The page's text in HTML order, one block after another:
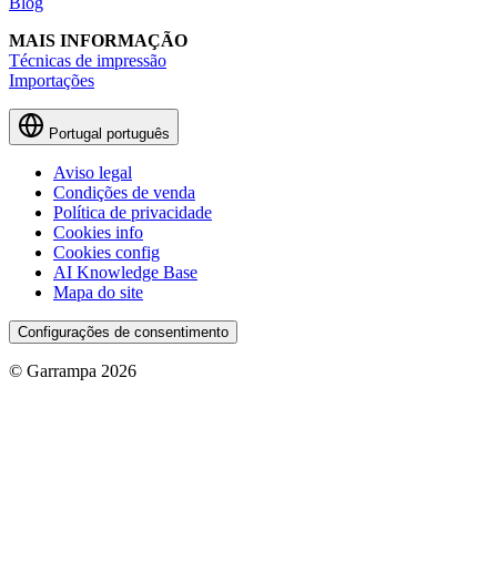
MAIS INFORMAÇÃO
Técnicas de impressão
Importações
Portugal português
Aviso legal
Condições de venda
Política de privacidade
Cookies info
Cookies config
AI Knowledge Base
Mapa do site
Configurações de consentimento
© Garrampa 2026